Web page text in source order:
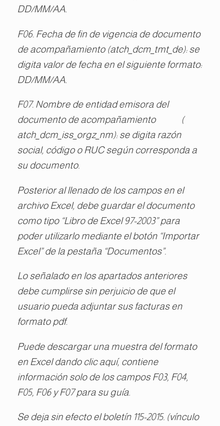
DD/MM/AA.
F06. Fecha de fin de vigencia de documento
de acompañamiento (atch_dcm_tmt_de): se
digita valor de fecha en el siguiente formato:
DD/MM/AA.
F07. Nombre de entidad emisora del
documento de acompañamiento (
atch_dcm_iss_orgz_nm): se digita razón
social, código o RUC según corresponda a
su documento.
Posterior al llenado de los campos en el
archivo Excel, debe guardar el documento
como tipo “Libro de Excel 97-2003” para
poder utilizarlo mediante el botón “Importar
Excel” de la pestaña “Documentos”.
Lo señalado en los apartados anteriores
debe cumplirse sin perjuicio de que el
usuario pueda adjuntar sus facturas en
formato pdf.
Puede descargar una muestra del formato
en Excel dando clic aquí, contiene
información solo de los campos F03, F04,
F05, F06 y F07 para su guía.
Se deja sin efecto el boletín 115-2015. (vínculo